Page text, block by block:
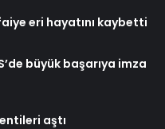
eri hayatını kaybetti
büyük başarıya imza
aştı